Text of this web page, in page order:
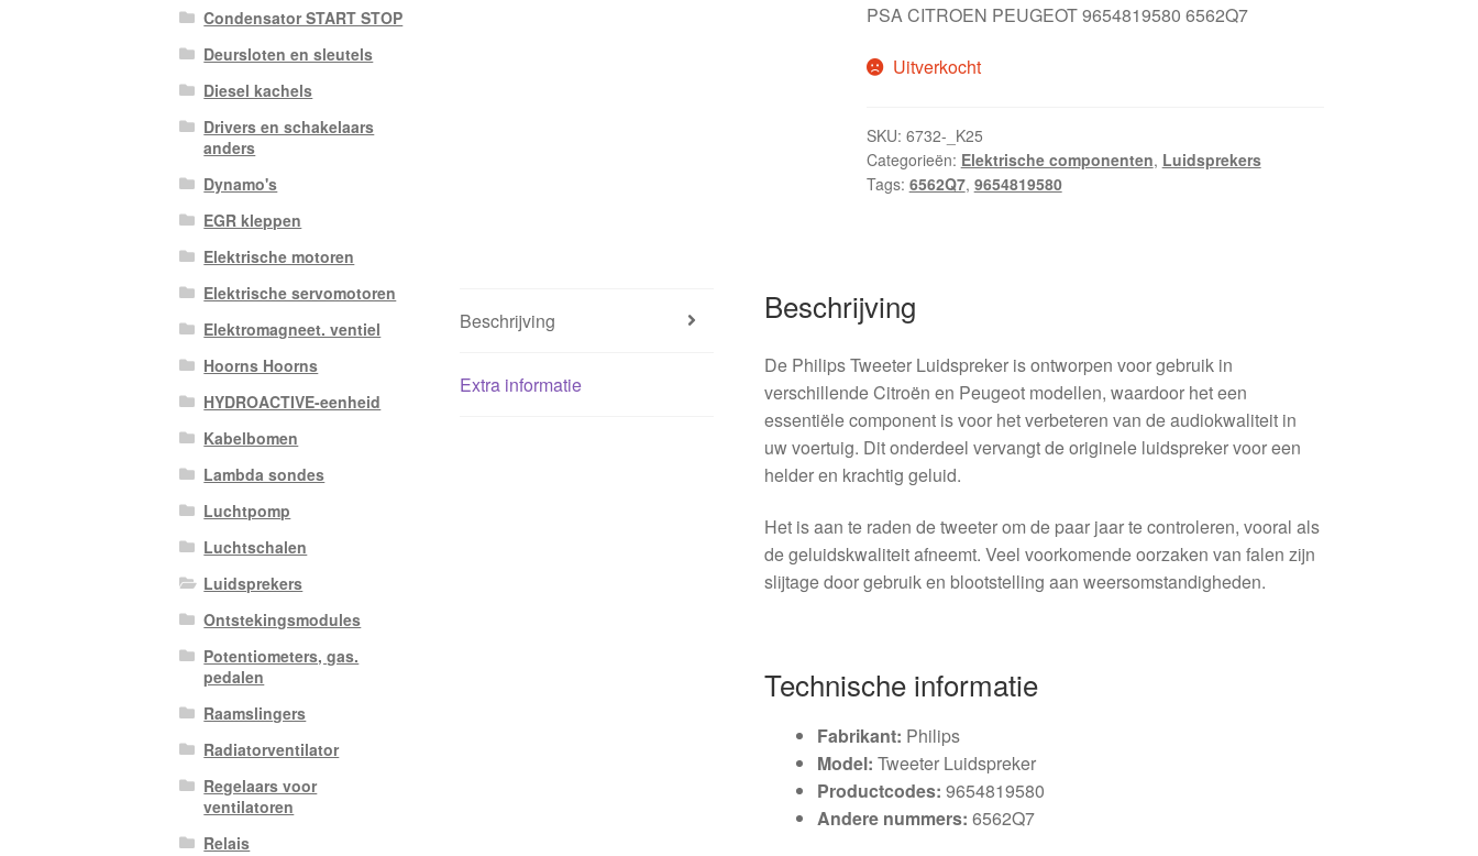
PSA CITROEN PEUGEOT 9654819580 6562Q7
Uitverkocht
SKU: 6732-_K25
Categorieën: Elektrische componenten, Luidsprekers
Tags: 6562Q7, 9654819580
Beschrijving
Extra informatie
Beschrijving
De Philips Tweeter Luidspreker is ontworpen voor gebruik in
verschillende Citroën en Peugeot modellen, waardoor het een
essentiële component is voor het verbeteren van de audiokwaliteit in
uw voertuig. Dit onderdeel vervangt de originele luidspreker voor een
helder en krachtig geluid.
Het is aan te raden de tweeter om de paar jaar te controleren, vooral als
de geluidskwaliteit afneemt. Veel voorkomende oorzaken van falen zijn
slijtage door gebruik en blootstelling aan weersomstandigheden.
Technische informatie
Fabrikant: Philips
Model: Tweeter Luidspreker
Productcodes: 9654819580
Andere nummers: 6562Q7
Condensator START STOP
Deursloten en sleutels
Diesel kachels
Drivers en schakelaars
anders
Dynamo's
EGR kleppen
Elektrische motoren
Elektrische servomotoren
Elektromagneet. ventiel
Hoorns Hoorns
HYDROACTIVE-eenheid
Kabelbomen
Lambda sondes
Luchtpomp
Luchtschalen
Luidsprekers
Ontstekingsmodules
Potentiometers, gas.
pedalen
Raamslingers
Radiatorventilator
Regelaars voor
ventilatoren
Relais